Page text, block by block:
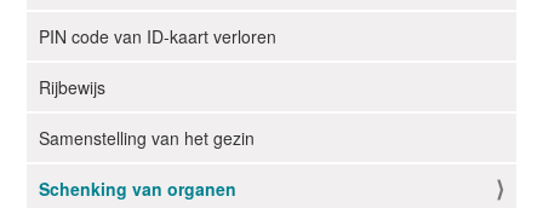
PIN code van ID-kaart verloren
Rijbewijs
Samenstelling van het gezin
Schenking van organen